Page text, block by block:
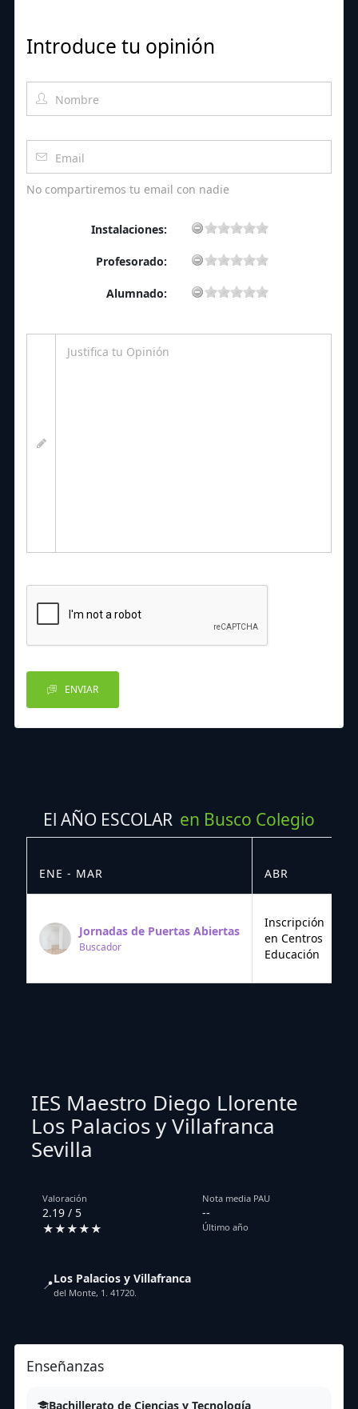
Introduce tu opinión
No compartiremos tu email con nadie
Instalaciones:
Profesorado:
Alumnado:
ENVIAR
El AÑO ESCOLAR en Busco Colegio
ENE - MAR ABR
Jornadas de Puertas Abiertas
Buscador
Inscripción
en Centros
Educación
IES Maestro Diego Llorente
Los Palacios y Villafranca
Sevilla
Valoración
2.19 / 5
★★★★★
Nota media PAU
--
Último año
📍Los Palacios y Villafranca
del Monte, 1. 41720.
Enseñanzas
Bachillerato de Ciencias y Tecnología